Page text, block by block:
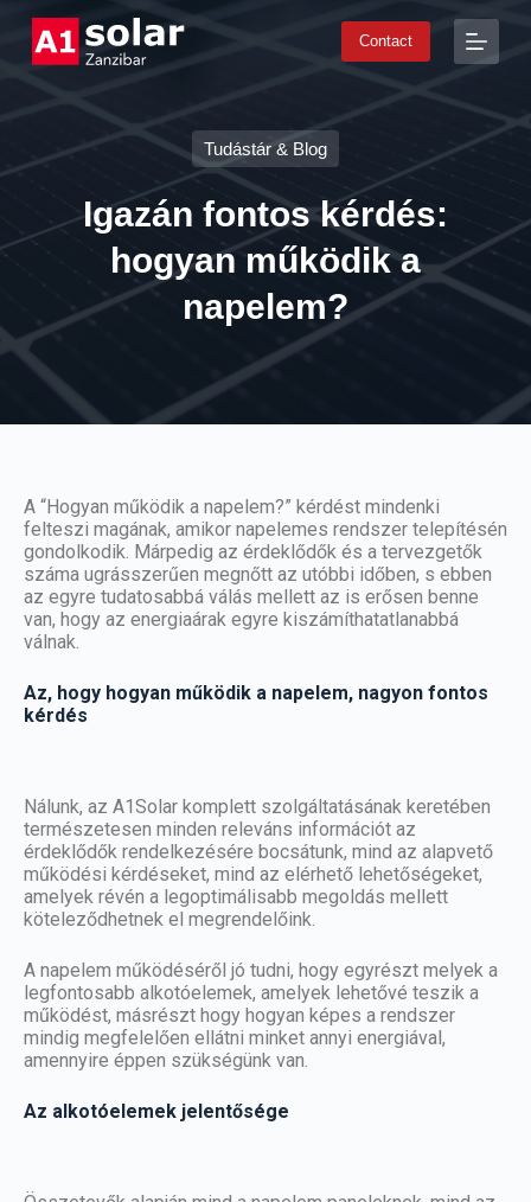
S
o
e
Contact
Tudástár & Blog
Igazán fontos kérdés:
hogyan működik a
napelem?
A “Hogyan működik a napelem?” kérdést mindenki
felteszi magának, amikor napelemes rendszer telepítésén
gondolkodik. Márpedig az érdeklődők és a tervezgetők
száma ugrásszerűen megnőtt az utóbbi időben, s ebben
az egyre tudatosabbá válás mellett az is erősen benne
van, hogy az energiaárak egyre kiszámíthatatlanabbá
válnak.
Az, hogy hogyan működik a napelem, nagyon fontos
kérdés
Nálunk, az A1Solar komplett szolgáltatásának keretében
természetesen minden releváns információt az
érdeklődők rendelkezésére bocsátunk, mind az alapvető
működési kérdéseket, mind az elérhető lehetőségeket,
amelyek révén a legoptimálisabb megoldás mellett
köteleződhetnek el megrendelőink.
A napelem működéséről jó tudni, hogy egyrészt melyek a
legfontosabb alkotóelemek, amelyek lehetővé teszik a
működést, másrészt hogy hogyan képes a rendszer
mindig megfelelően ellátni minket annyi energiával,
amennyire éppen szükségünk van.
Az alkotóelemek jelentősége